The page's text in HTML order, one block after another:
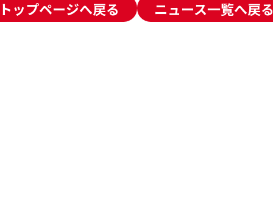
トップページへ戻る ニュース一覧へ戻る